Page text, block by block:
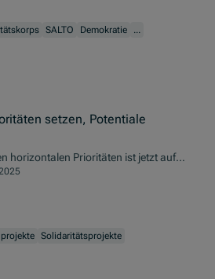
SALTO Demokratie ...
setzen, Potentiale
horizontalen Prioritäten ist jetzt auf
Solidaritätsprojekte